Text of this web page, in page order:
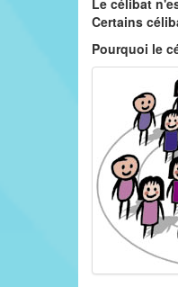
Le célibat
Certains
Pourquoi le